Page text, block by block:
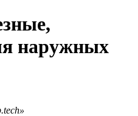
наружных